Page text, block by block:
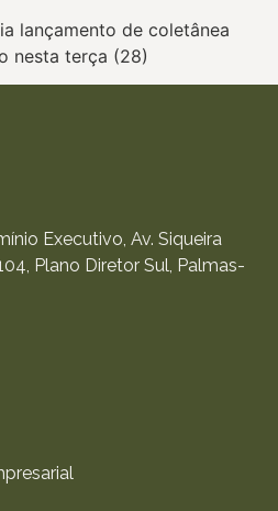
lançamento de coletânea
nesta terça (28)
Executivo, Av. Siqueira
Plano Diretor Sul, Palmas-